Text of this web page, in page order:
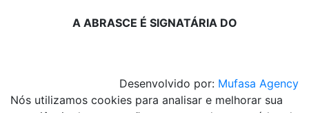
A ABRASCE É SIGNATÁRIA DO
Desenvolvido por: Mufasa Agency
Nós utilizamos cookies para analisar e melhorar sua